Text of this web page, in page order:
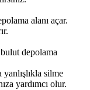
alanı açar.
depolama
yanlışlıkla silme
yardımcı olur.